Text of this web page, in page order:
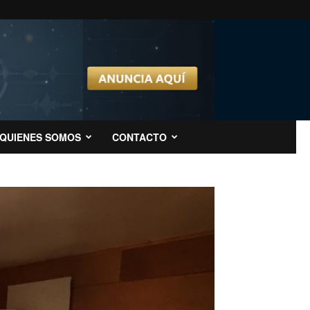
QUIENES SOMOS CONTACTO